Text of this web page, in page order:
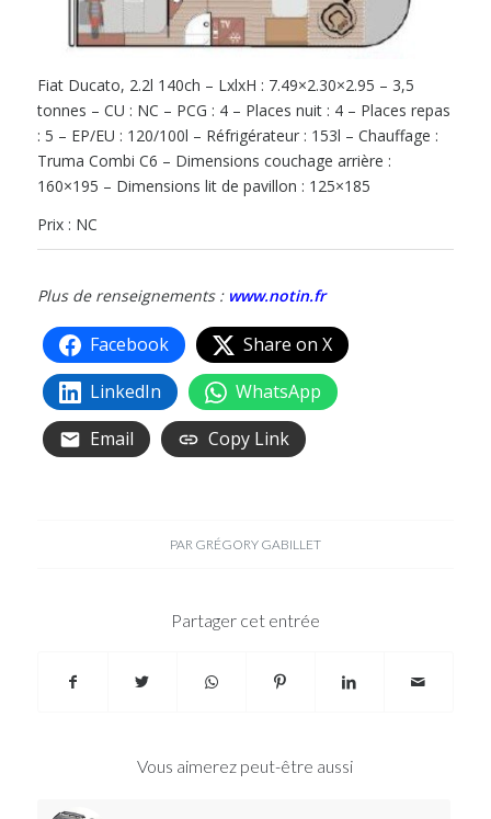
Fiat Ducato, 2.2l 140ch – LxlxH : 7.49×2.30×2.95 – 3,5
tonnes – CU : NC – PCG : 4 – Places nuit : 4 – Places repas
: 5 – EP/EU : 120/100l – Réfrigérateur : 153l – Chauffage :
Truma Combi C6 – Dimensions couchage arrière :
160×195 – Dimensions lit de pavillon : 125×185
Prix : NC
Plus de renseignements : www.notin.fr
Facebook
Share on X
LinkedIn
WhatsApp
Email
Copy Link
PAR GRÉGORY GABILLET
Partager cet entrée
Vous aimerez peut-être aussi